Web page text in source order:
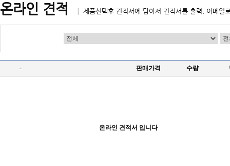
온라인 견적 │ 제품선택후 견적서에 담아서 견적서를 출력, 이메일